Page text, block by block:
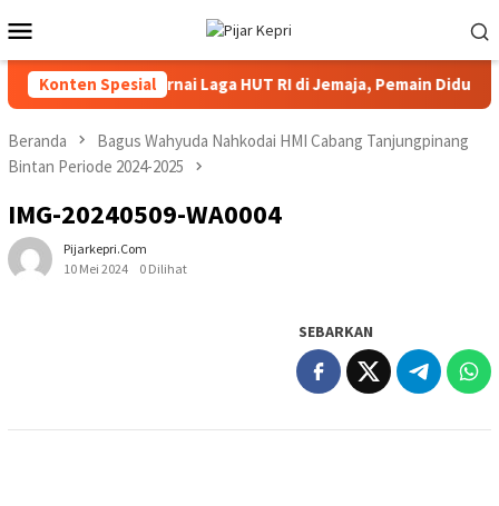
ke
kontenMobile
Konten Spesial
Kericuhan Warnai Laga HUT RI di Jemaja, Pemain Diduga
Beranda
Bagus Wahyuda Nahkodai HMI Cabang Tanjungpinang
Bintan Periode 2024-2025
IMG-20240509-WA0004
Pijarkepri.com
10 Mei 2024
0 Dilihat
SEBARKAN